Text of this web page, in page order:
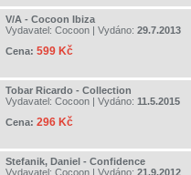
V/A - Cocoon Ibiza
Vydavatel: Cocoon | Vydáno: 29.7.2013
Cena: 599 Kč
Tobar Ricardo - Collection
Vydavatel: Cocoon | Vydáno: 11.5.2015
Cena: 296 Kč
Stefanik, Daniel - Confidence
Vydavatel: Cocoon | Vydáno: 21.9.2012